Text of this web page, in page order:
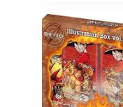
era:
59,95 €.
es:
44,95 €.